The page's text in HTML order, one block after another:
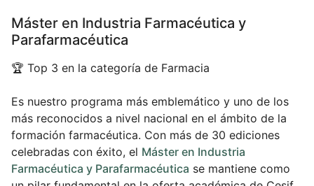
Máster en Industria Farmacéutica y
Parafarmacéutica
🏆 Top 3 en la categoría de Farmacia
Es nuestro programa más emblemático y uno de los
más reconocidos a nivel nacional en el ámbito de la
formación farmacéutica. Con más de 30 ediciones
celebradas con éxito, el Máster en Industria
Farmacéutica y Parafarmacéutica se mantiene como